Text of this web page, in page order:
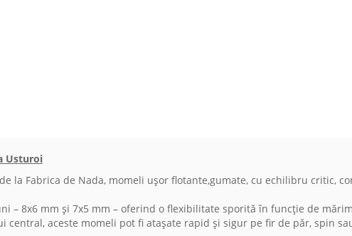
Usturoi
Fabrica de Nada, momeli ușor flotante,gumate, cu echilibru critic,
8x6 mm și 7x5 mm – oferind o flexibilitate sporită în funcție de
central, aceste momeli pot fi atașate rapid și sigur pe fir de păr, spin